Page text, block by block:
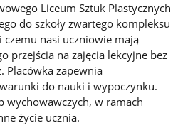
Liceum Sztuk Plastycznych
do szkoły zwartego kompleksu
nasi uczniowie mają
przejścia na zajęcia lekcyjne bez
Placówka zapewnia
do nauki i wypoczynku.
wychowawczych, w ramach
życie ucznia.